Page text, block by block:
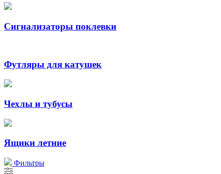
Сигнализаторы поклевки
Футляры для катушек
Чехлы и тубусы
Ящики летние
Фильтры